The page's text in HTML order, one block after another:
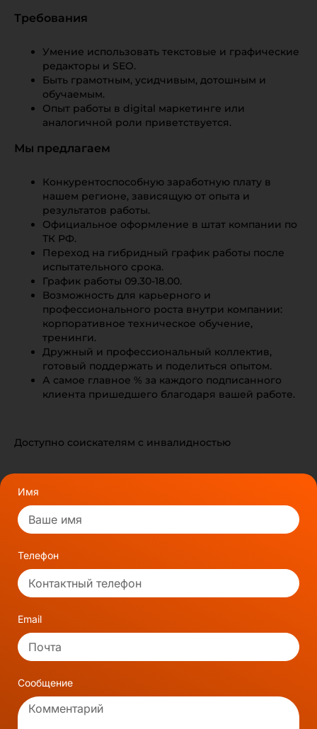
Требования
Умение использовать текстовые и графические
редакторы и SEO.
Быть грамотным, усидчивым, дотошным и
обучаемым.
Опыт работы в digital маркетинге или
аналогичной роли приветствуется.
Мы предлагаем
Конкурентоспособную заработную плату в
нашем регионе, зависящую от опыта и
результатов работы.
Официальное оформление в штат компании по
ТК РФ.
Переход на гибридный график работы после
испытательного срока.
График работы 09.30-18.00.
Возможность для карьерного и
профессионального роста внутри компании:
корпоративное техническое обучение,
тренинги.
Дружный и профессиональный коллектив,
готовый поддержать и поделиться опытом.
А самое главное % за каждого подписанного
клиента пришедшего благодаря вашей работе.
Доступно соискателям с инвалидностью
Имя
Телефон
Email
Сообщение